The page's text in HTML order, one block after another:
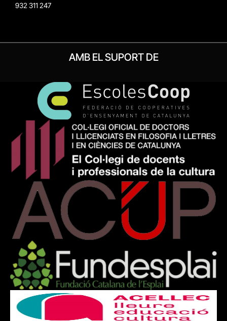
932 311 247
AMB EL SUPORT DE